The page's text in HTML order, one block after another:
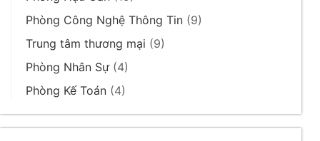
Phòng Công Nghệ Thông Tin (9)
Trung tâm thương mại (9)
Phòng Nhân Sự(4)
Phòng Kế Toán (4)